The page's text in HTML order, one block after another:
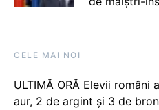
CELE MAI NOI
ULTIMĂ ORĂ Elevii
aur, 2 de argint și 3 de